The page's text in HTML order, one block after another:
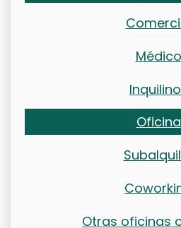
Médico
Oficina
Otras oficinas